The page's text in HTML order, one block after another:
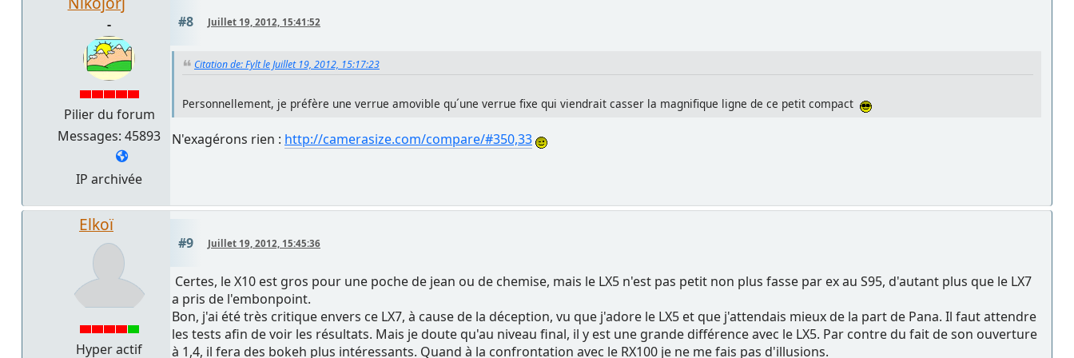
-
Pilier du forum
Messages: 45893
IP archivée
#8 Juillet 19, 2012, 15:41:52
Citation de: Fylt le Juillet 19, 2012, 15:17:23
Personnellement, je préfère une verrue amovible qu´une verrue fixe qui viendrait casser la magnifique ligne de ce petit compact
N'exagérons rien : http://camerasize.com/compare/#350,33
Elkoï
Hyper actif
#9 Juillet 19, 2012, 15:45:36
Certes, le X10 est gros pour une poche de jean ou de chemise, mais le LX5 n'est pas petit non plus fasse par ex au S95, d'autant plus que le LX7
a pris de l'embonpoint.
Bon, j'ai été très critique envers ce LX7, à cause de la déception, vu que j'adore le LX5 et que j'attendais mieux de la part de Pana. Il faut attendre
les tests afin de voir les résultats. Mais je doute qu'au niveau final, il y est une grande différence avec le LX5. Par contre du fait de son ouverture
à 1,4, il fera des bokeh plus intéressants. Quand à la confrontation avec le RX100 je ne me fais pas d'illusions.